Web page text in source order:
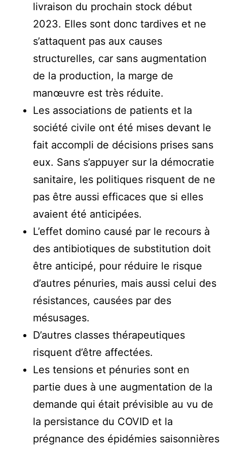
livraison du prochain stock début
2023. Elles sont donc tardives et ne
s’attaquent pas aux causes
structurelles, car sans augmentation
de la production, la marge de
manœuvre est très réduite.
Les associations de patients et la
société civile ont été mises devant le
fait accompli de décisions prises sans
eux. Sans s’appuyer sur la démocratie
sanitaire, les politiques risquent de ne
pas être aussi efficaces que si elles
avaient été anticipées.
L’effet domino causé par le recours à
des antibiotiques de substitution doit
être anticipé, pour réduire le risque
d’autres pénuries, mais aussi celui des
résistances, causées par des
mésusages.
D’autres classes thérapeutiques
risquent d’être affectées.
Les tensions et pénuries sont en
partie dues à une augmentation de la
demande qui était prévisible au vu de
la persistance du COVID et la
prégnance des épidémies saisonnières